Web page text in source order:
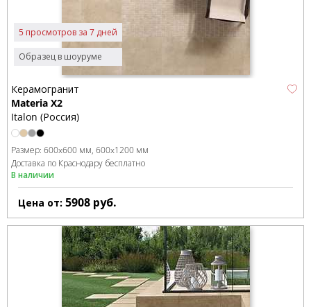
Образец в шоуруме
5 просмотров за 7 дней
Керамогранит
Materia X2
Italon (Россия)
Размер: 600x600 мм 600x1200 мм
Доставка по Краснодару бесплатно
В наличии
Цена от: 5908 руб.